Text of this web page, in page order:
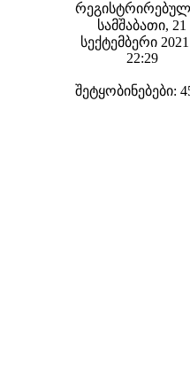
სამშაბათი, 21
სექტემბერი
22:29
შეტყობინებები: